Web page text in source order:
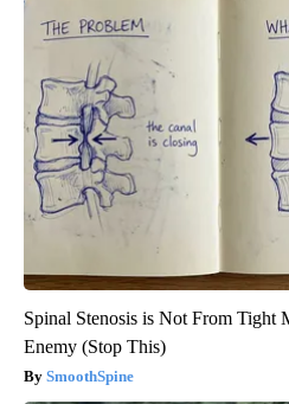
Spinal Stenosis is Not From Tight
Enemy (Stop This)
SmoothSpine